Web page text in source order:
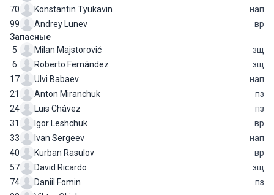
70
Konstantin Tyukavin
нап
99
Andrey Lunev
вр
Запасные
5
Milan Majstorović
зщ
6
Roberto Fernández
зщ
17
Ulvi Babaev
нап
21
Anton Miranchuk
пз
24
Luis Chávez
пз
31
Igor Leshchuk
вр
33
Ivan Sergeev
нап
40
Kurban Rasulov
вр
57
David Ricardo
зщ
74
Daniil Fomin
пз